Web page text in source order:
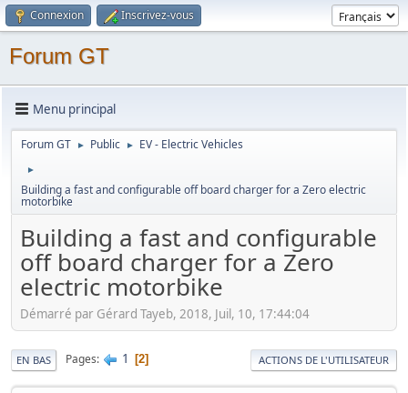
Connexion Inscrivez-vous
Forum GT
Menu principal
Forum GT ► Public ► EV - Electric Vehicles
►
Building a fast and configurable off board charger for a Zero electric
motorbike
Building a fast and configurable
off board charger for a Zero
electric motorbike
Démarré par Gérard Tayeb, 2018, Juil, 10, 17:44:04
EN BAS Pages 1 2 ACTIONS DE L'UTILISATEUR